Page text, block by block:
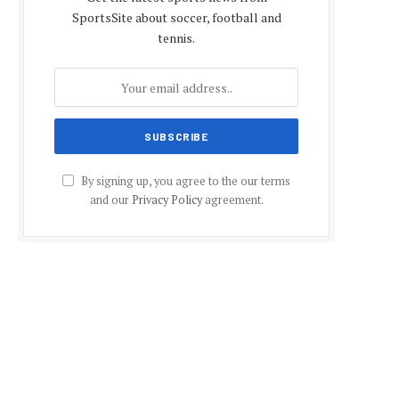
SportsSite about soccer, football and
tennis.
By signing up, you agree to the our terms
and our Privacy Policyagreement.